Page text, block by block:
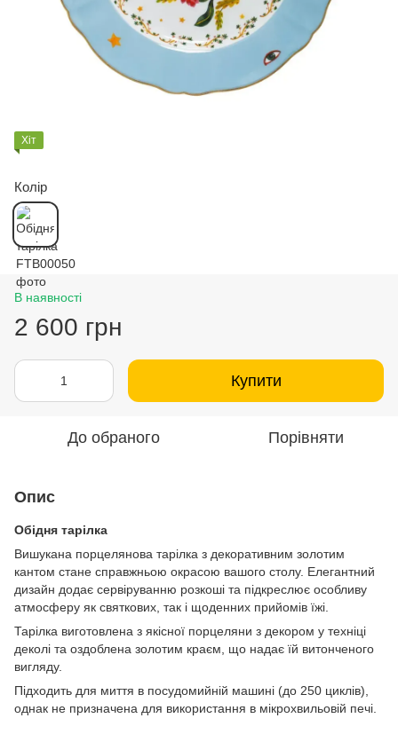
Хіт
Колір
В наявності
2 600 грн
Купити
До обраного Порівняти
Опис
Обідня тарілка
Вишукана порцелянова тарілка з декоративним золотим
кантом стане справжньою окрасою вашого столу. Елегантний
дизайн додає сервіруванню розкоші та підкреслює особливу
атмосферу як святкових, так і щоденних прийомів їжі.
Тарілка виготовлена з якісної порцеляни з декором у техніці
деколі та оздоблена золотим краєм, що надає їй витонченого
вигляду.
Підходить для миття в посудомийній машині (до 250 циклів),
однак не призначена для використання в мікрохвильовій печі.